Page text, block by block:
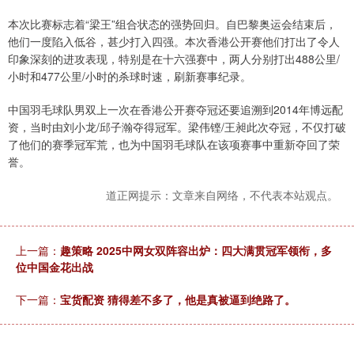
本次比赛标志着“梁王”组合状态的强势回归。自巴黎奥运会结束后，
他们一度陷入低谷，甚少打入四强。本次香港公开赛他们打出了令人
印象深刻的进攻表现，特别是在十六强赛中，两人分别打出488公里/
小时和477公里/小时的杀球时速，刷新赛事纪录。
中国羽毛球队男双上一次在香港公开赛夺冠还要追溯到2014年博远配
资，当时由刘小龙/邱子瀚夺得冠军。梁伟铿/王昶此次夺冠，不仅打破
了他们的赛季冠军荒，也为中国羽毛球队在该项赛事中重新夺回了荣
誉。
道正网提示：文章来自网络，不代表本站观点。
上一篇： 趣策略 2025中网女双阵容出炉：四大满贯冠军领衔，多
位中国金花出战
下一篇： 宝货配资 猜得差不多了，他是真被逼到绝路了。